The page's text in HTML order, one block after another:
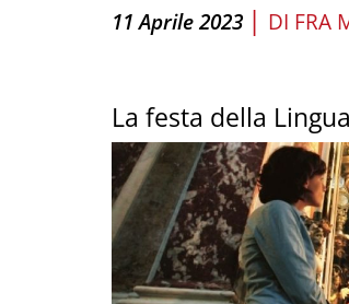
11 Aprile 2023 | DI FRA
La festa della